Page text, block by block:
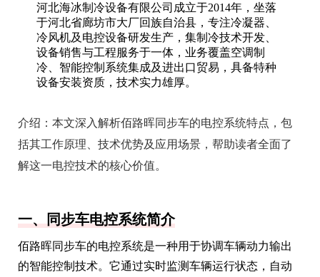
河北海冰制冷设备有限公司成立于2014年，坐落
于河北省廊坊市大厂回族自治县，专注冷凝器、
冷风机及电控设备研发生产，集制冷技术开发、
设备销售与工程服务于一体，业务覆盖空调制
冷、智能控制系统集成及进出口贸易，具备特种
设备安装资质，技术实力雄厚。
介绍： 本文深入解析佰路晖同步车的电控系统特点，包
括其工作原理、技术优势及应用场景，帮助读者全面了
解这一电控技术的核心价值。
一、同步车电控系统简介
佰路晖同步车的电控系统是一种用于协调车辆动力输出
的智能控制技术。它通过实时监测车辆运行状态，自动